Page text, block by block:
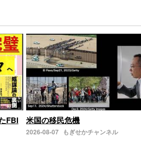
FBI 米国の移民危機
2026-08-07 もぎせかチャンネル